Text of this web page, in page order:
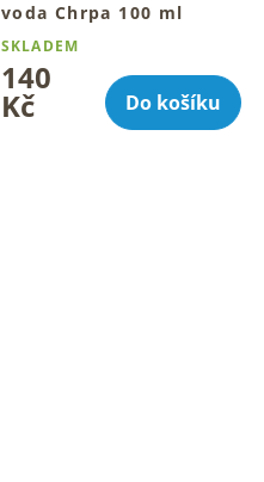
voda Chrpa 100 ml
Jemná květová voda chrpy
pro tvou pleť
SKLADEM
140
Kč Do košíku